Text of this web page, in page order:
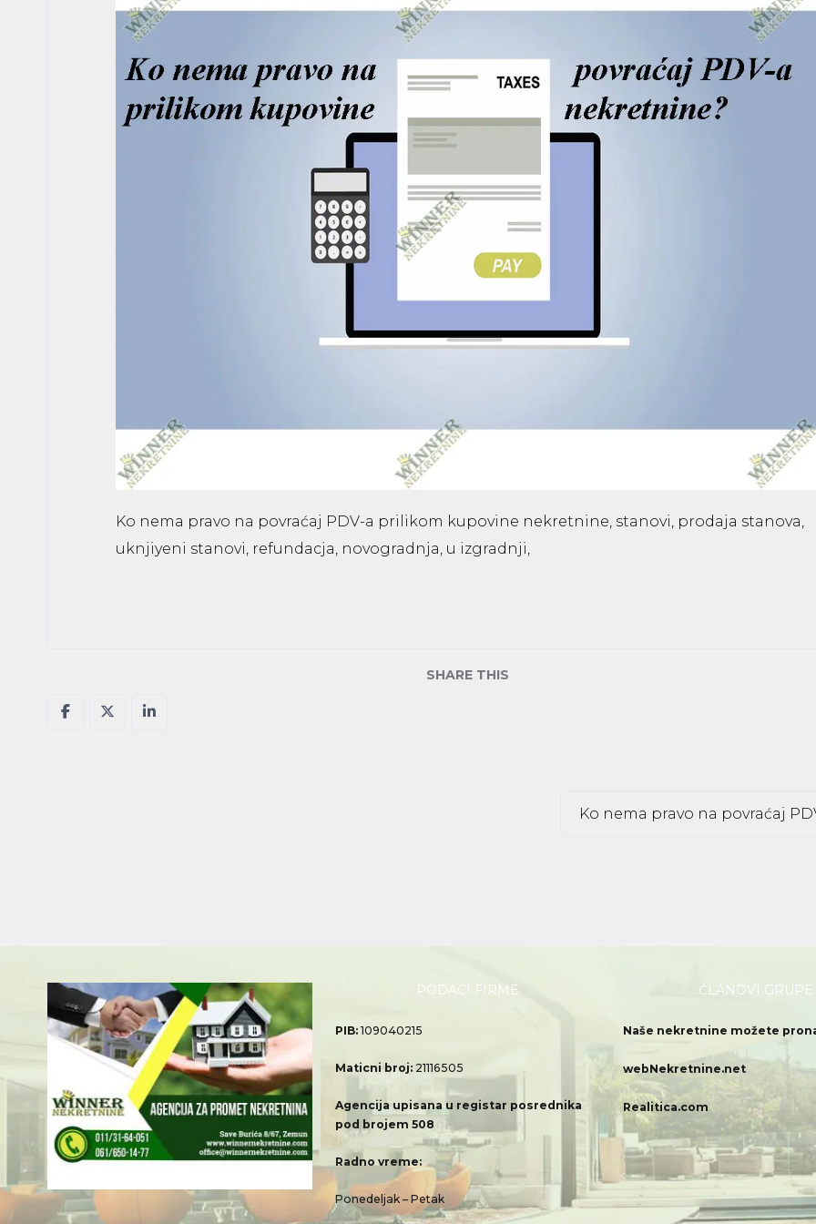
Ko nema pravo na povraćaj PDV-a prilikom kupovine nekretnine, stanovi, prodaja stanova,
uknjiyeni stanovi, refundacja, novogradnja, u izgradnji,
SHARE THIS
Ko nema pravo na povraćaj
PODACI FIRME
PIB:109040215
Maticni broj: 21116505
Agencija upisana u registar posrednika
pod brojem 508
Radno vreme:
Ponedeljak – Petak
ČLANOVI GRUPE
Naše nekretnine možete
webNekretnine.net
Realitica.com